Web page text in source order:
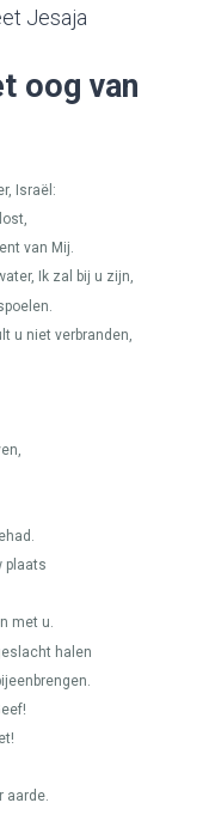
Jesaja
oog van
Israël:
van Mij.
Ik zal bij u zijn,
u niet verbranden,
plaats
met u.
halen
aarde.